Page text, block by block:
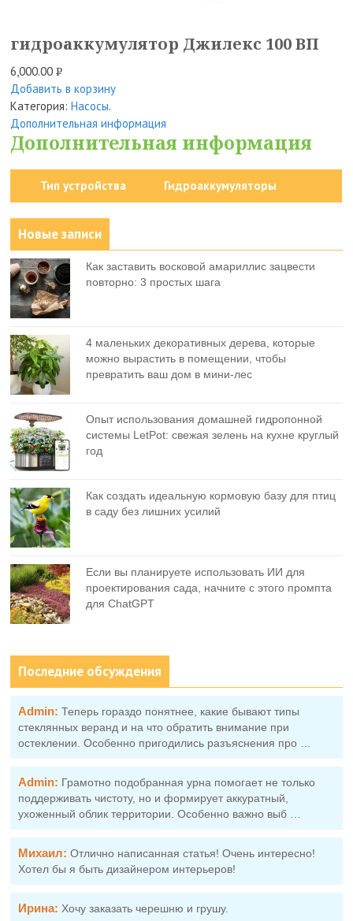
гидроаккумулятор Джилекс 100 ВП
6,000.00Р
УБ.
Добавить в корзину
Категория:Насосы.
Дополнительная информация
Дополнительная информация
Тип устройства Гидроаккумуляторы
Новые записи
Как заставить восковой амариллис зацвести
повторно: 3 простых шага
4 маленьких декоративных дерева, которые
можно вырастить в помещении, чтобы
превратить ваш дом в мини-лес
Опыт использования домашней гидропонной
системы LetPot: свежая зелень на кухне круглый
год
Как создать идеальную кормовую базу для птиц
в саду без лишних усилий
Если вы планируете использовать ИИ для
проектирования сада, начните с этого промпта
для ChatGPT
Последние обсуждения
Admin: Теперь гораздо понятнее, какие бывают типы
стеклянных веранд и на что обратить внимание при
остеклении. Особенно пригодились разъяснения про …
Admin: Грамотно подобранная урна помогает не только
поддерживать чистоту, но и формирует аккуратный,
ухоженный облик территории. Особенно важно выб …
Михаил: Отлично написанная статья! Очень интересно!
Хотел бы я быть дизайнером интерьеров!
Ирина: Хочу заказать черешню и грушу.